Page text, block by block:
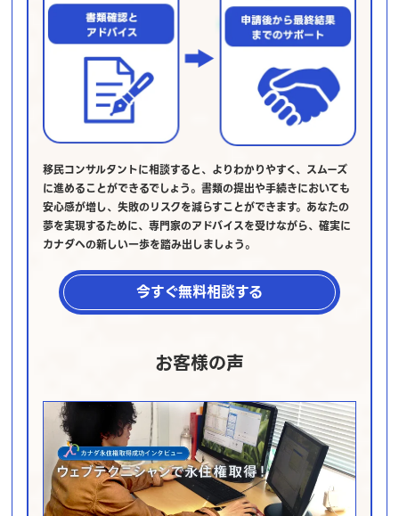
移民コンサルタントに相談すると、よりわかりやすく、スムーズ
に進めることができるでしょう。書類の提出や手続きにおいても
安心感が増し、失敗のリスクを減らすことができます。あなたの
夢を実現するために、専門家のアドバイスを受けながら、確実に
カナダへの新しい一歩を踏み出しましょう。
今すぐ無料相談する
お客様の声